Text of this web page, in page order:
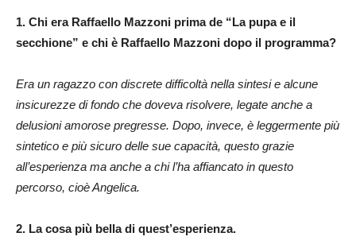
1. Chi era Raffaello Mazzoni prima de “La pupa e il
secchione” e chi è Raffaello Mazzoni dopo il programma?
Era un ragazzo con discrete difficoltà nella sintesi e alcune
insicurezze di fondo che doveva risolvere, legate anche a
delusioni amorose pregresse. Dopo, invece, è leggermente più
sintetico e più sicuro delle sue capacità, questo grazie
all’esperienza ma anche a chi l’ha affiancato in questo
percorso, cioè Angelica.
2. La cosa più bella di quest’esperienza.